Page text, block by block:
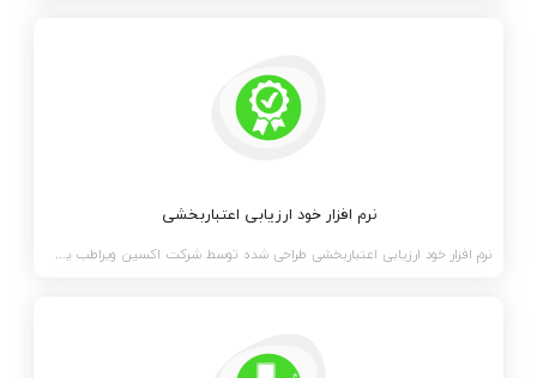
نرم افزار خود ارزیابی اعتباربخشی
نرم افزار خود ارزیابی اعتباربخشی طراحی شده توسط شرکت اکسین ویراطب یک ماژول از بسته نرم افزاری پایش